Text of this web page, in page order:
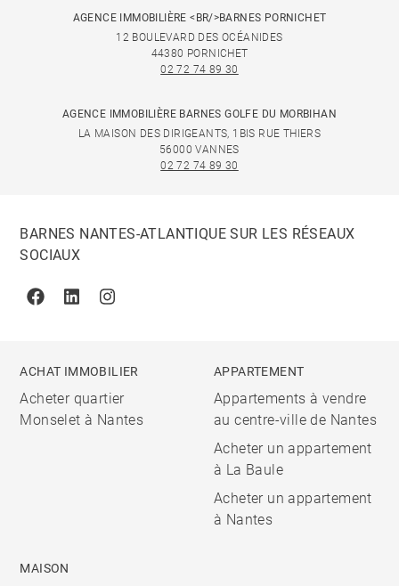
AGENCE IMMOBILIÈRE <BR/>BARNES PORNICHET
12 BOULEVARD DES OCÉANIDES
44380 PORNICHET
02 72 74 89 30
AGENCE IMMOBILIÈRE BARNES GOLFE DU MORBIHAN
LA MAISON DES DIRIGEANTS, 1BIS RUE THIERS
56000 VANNES
02 72 74 89 30
BARNES NANTES-ATLANTIQUE SUR LES RÉSEAUX
SOCIAUX
FacebookLinkedinInstagram
ACHAT IMMOBILIER
Acheter quartier
Monselet à Nantes
APPARTEMENT
Appartements à vendre
au centre-ville de Nantes
Acheter un appartement
à La Baule
Acheter un appartement
à Nantes
MAISON